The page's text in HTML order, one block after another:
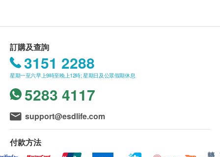
詳細介紹
能放鬆按摩
4 個指壓按摩 旋轉頭
2. 我們將於確定訂單後5-7個工作天內安排發貨。
3. 不排除運送時間會因節日而有所影響。當八號烈風
訊號懸掛或黑色暴雨警告生效時，送貨服務時間將會
延遲。
4. 所有訂單須視乎相關貨品的供應情況再作最後確
認。倘若健康網購health.ESDlife未能提供任何訂單上
的貨品，健康網購health.ESDlife有權拒絕接受該訂
單，並且會於送貨前透過電話或電郵通知顧客再作安
排。
訂購及查詢
3151 2288
星期一至六早上9時至晚上12時; 星期日及公眾假期休息
5283 4117
support@esdlife.com
付款方法
轉